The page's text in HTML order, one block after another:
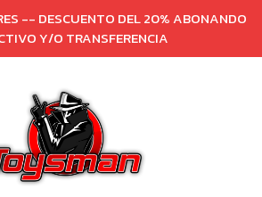
-- DESCUENTO DEL 20% ABONANDO
Y/O TRANSFERENCIA